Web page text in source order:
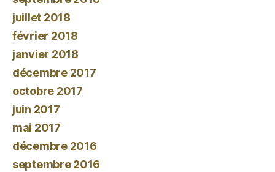
juillet 2018
février 2018
janvier 2018
décembre 2017
octobre 2017
juin 2017
mai 2017
décembre 2016
septembre 2016